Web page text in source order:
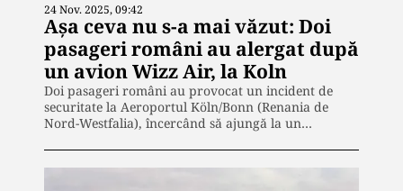
24 Nov. 2025, 09:42
Așa ceva nu s-a mai văzut: Doi
pasageri români au alergat după
un avion Wizz Air, la Koln
Doi pasageri români au provocat un incident de
securitate la Aeroportul Köln/Bonn (Renania de
Nord-Westfalia), încercând să ajungă la un…